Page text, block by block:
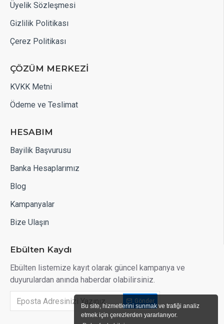
Bu site, hizmetlerini sunmak ve trafiği analiz
etmek için çerezlerden yararlanıyor.
Üyelik Sözleşmesi
Gizlilik Politikası
Çerez Politikası
ÇÖZÜM MERKEZİ
KVKK Metni
Ödeme ve Teslimat
HESABIM
Bayilik Başvurusu
Banka Hesaplarımız
Blog
Kampanyalar
Bize Ulaşın
Ebülten Kaydı
Ebülten listemize kayıt olarak güncel kampanya ve
duyurulardan anında haberdar olabilirsiniz.
Gönder